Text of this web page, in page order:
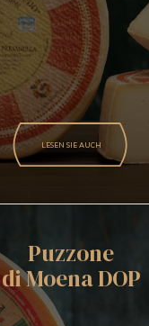
LESEN SIE AUCH
Puzzone
di Moena DOP